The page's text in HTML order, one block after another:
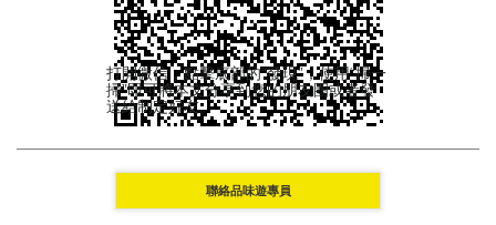
打開微信，點擊底部的“發現”，使用“掃一
掃”即可將本文分享到您的朋友圈或者發
送給制定好友。
聯絡品味遊專員